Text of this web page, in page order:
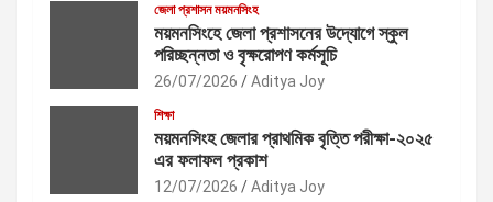
জেলা প্রশাসন ময়মনসিংহ
ময়মনসিংহে জেলা প্রশাসনের উদ্যোগে স্কুল
পরিচ্ছন্নতা ও বৃক্ষরোপণ কর্মসূচি
26/07/2026 Aditya Joy
শিক্ষা
ময়মনসিংহ জেলার প্রাথমিক বৃত্তি পরীক্ষা-২০২৫
এর ফলাফল প্রকাশ
12/07/2026 Aditya Joy